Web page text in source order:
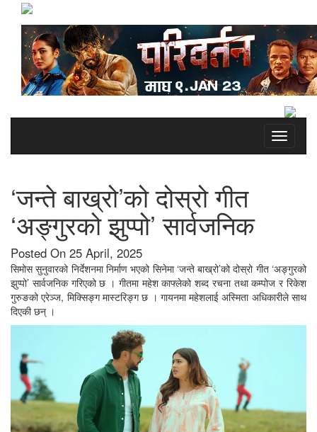
Toggle
‘जन्ते बाख्रो’को दोस्रो गीत
‘अङ्गुरको झुप्पो’ सार्वजनिक
Posted On 25 April, 2025
सिमोस सुनुवारको निर्देशनमा निर्माण भएको सिनेमा ‘जन्ते बाख्रो’को दोस्रो गीत ‘अङ्गुरको
झुप्पो’ सार्वजनिक गरिएको छ । गीतमा महेश काफ्लेको शब्द रचना तथा कम्पोज र रिकेश
गुरुङको एरेञ्ज, मिक्सिङ्ग मास्टरिङ्ग छ । गायनमा महेशलाई अस्मिता अधिकारीले साथ
दिएकी छन् ।